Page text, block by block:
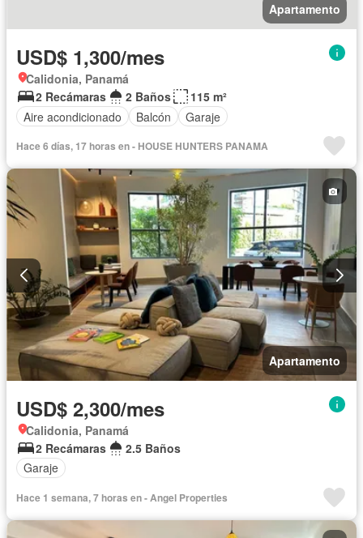
Apartamento
USD$ 1,300/mes
Calidonia, Panamá
2 Recámaras
2 Baños
115 m²
Aire acondicionado
Balcón Garaje
Hace 6 días, 17 horas en - HOUSE HUNTERS PANAMA
Apartamento
USD$ 2,300/mes
Calidonia, Panamá
2 Recámaras
2.5 Baños
Garaje
Hace 1 semana, 7 horas en - Angel Properties